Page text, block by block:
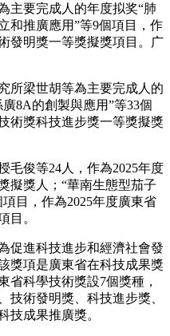
要完成人的年度拟奖“肺
和推廣應用”等9個項目，作
發明獎一等獎擬獎項目。广
梁世胡等為主要完成人的
8A的創製與應用”等33個
術獎科技進步獎一等獎擬獎
俊等24人，作為2025年度
擬獎人；“華南生態型茄子
目，作為2025年度廣東省
目。
進科技進步和經濟社會發
獎項是廣東省在科技成果獎
省科學技術獎設7個獎種，
技術發明獎、科技進步獎、
技成果推廣獎。